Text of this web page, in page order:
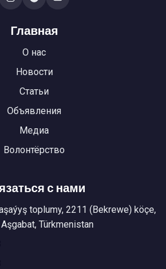
Главная
О нас
Новости
Статьи
Объявления
Медиа
Волонтёрство
с нами
toplumy, 2211 (Bekrewe) köçe,
Türkmenistan